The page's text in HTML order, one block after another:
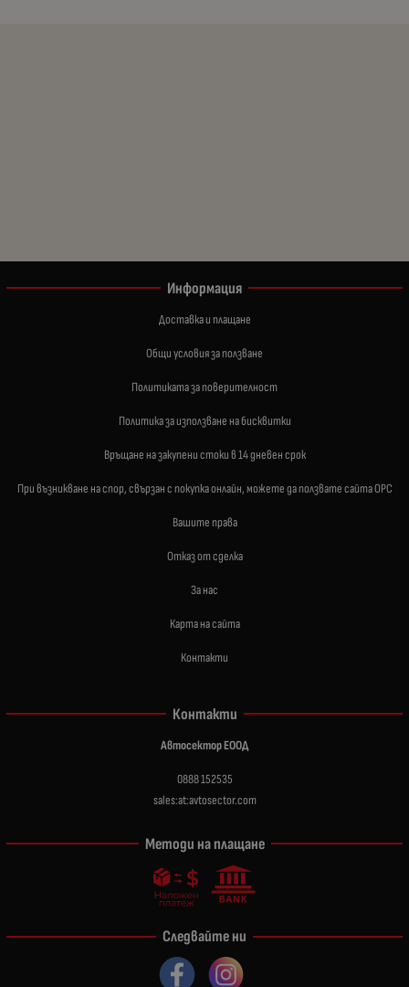
Информация
Доставка и плащане
Общи условия за ползване
Политиката за поверителност
Политика за използване на бисквитки
Връщане на закупени стоки в 14 дневен срок
При възникване на спор, свързан с покупка онлайн, можете да ползвате сайта ОРС
Вашите права
Отказ от сделка
За нас
Карта на сайта
Контакти
Контакти
Автосектор ЕООД
0888 152535
sales:at:avtosector.com
Методи на плащане
Следвайте ни